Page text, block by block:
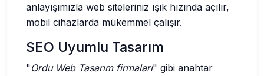
anlayışımızla web siteleriniz ışık hızında açılır,
mobil cihazlarda mükemmel çalışır.
SEO Uyumlu Tasarım
"Ordu Web Tasarım firmaları" gibi anahtar